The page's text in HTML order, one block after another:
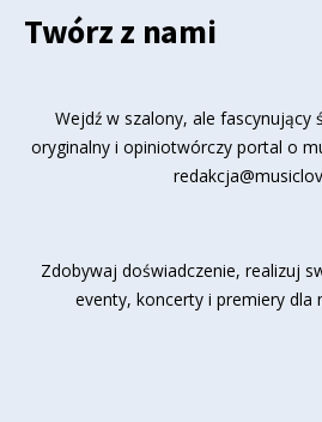
Twórz z nami
Wejdź w szalony, ale fascynujący
oryginalny i opiniotwórczy portal o
Zdobywaj doświadczenie, realizuj
eventy, koncerty i premiery dla